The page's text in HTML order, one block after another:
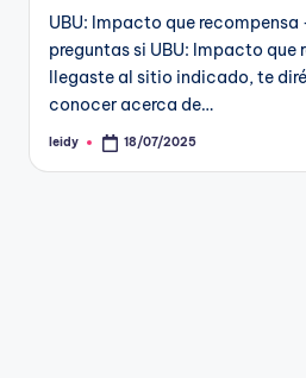
UBU: Impacto que recompensa
preguntas si UBU: Impacto que
llegaste al sitio indicado, te
conocer acerca de…
Publicado
leidy 18/07/2025